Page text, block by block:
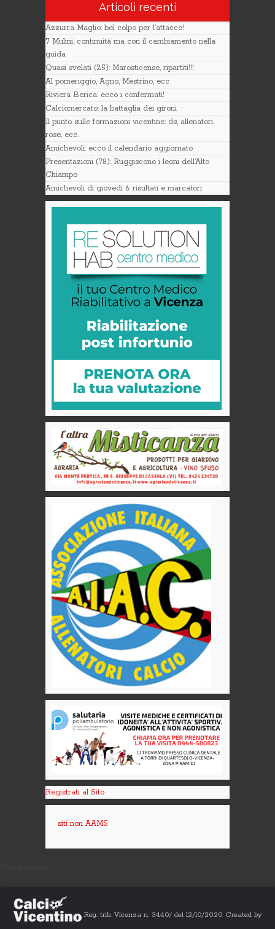
Articoli recenti
Azzurra Maglio: bel colpo per l’attacco!
7 Mulini, continuità ma con il cambiamento nella
guida
Quasi svelati (25): Marosticense, ripartiti!!!
Al pomeriggio, Agno, Mestrino, ecc
Riviera Berica: ecco i confermati!
Calciomercato: la battaglia dei gironi
Il punto sulle formazioni vicentine: ds, allenatori,
rose, ecc.
Amichevoli: ecco il calendario aggiornato
Presentazioni (78): Ruggiscono i leoni dell’Alto
Chiampo
Amichevoli di giovedì 6: risultati e marcatori
Registrati al Sito
siti non AAMS
Reg. trib. Vicenza n. 3440/ del 12/10/2020 Created by